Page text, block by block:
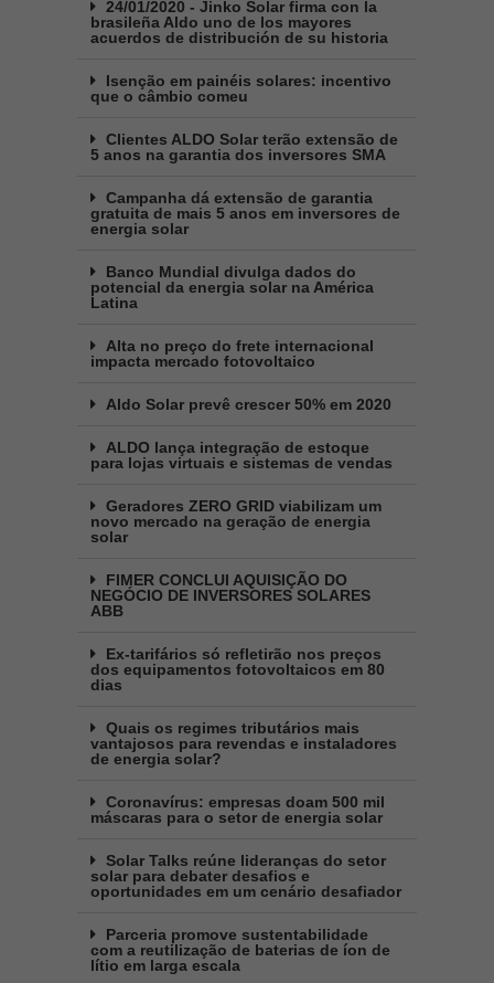
24/01/2020 - Jinko Solar firma con la
brasileña Aldo uno de los mayores
acuerdos de distribución de su historia
Isenção em painéis solares: incentivo
que o câmbio comeu
Clientes ALDO Solar terão extensão de
5 anos na garantia dos inversores SMA
Campanha dá extensão de garantia
gratuita de mais 5 anos em inversores de
energia solar
Banco Mundial divulga dados do
potencial da energia solar na América
Latina
Alta no preço do frete internacional
impacta mercado fotovoltaico
Aldo Solar prevê crescer 50% em 2020
ALDO lança integração de estoque
para lojas virtuais e sistemas de vendas
Geradores ZERO GRID viabilizam um
novo mercado na geração de energia
solar
FIMER CONCLUI AQUISIÇÃO DO
NEGÓCIO DE INVERSORES SOLARES
ABB
Ex-tarifários só refletirão nos preços
dos equipamentos fotovoltaicos em 80
dias
Quais os regimes tributários mais
vantajosos para revendas e instaladores
de energia solar?
Coronavírus: empresas doam 500 mil
máscaras para o setor de energia solar
Solar Talks reúne lideranças do setor
solar para debater desafios e
oportunidades em um cenário desafiador
Parceria promove sustentabilidade
com a reutilização de baterias de íon de
lítio em larga escala